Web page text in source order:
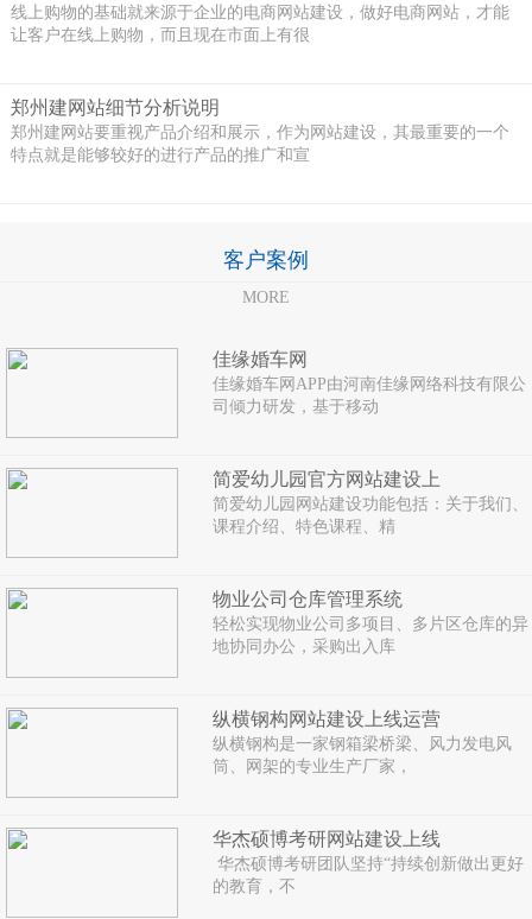
线上购物的基础就来源于企业的电商网站建设，做好电商网站，才能
让客户在线上购物，而且现在市面上有很
郑州建网站细节分析说明
郑州建网站要重视产品介绍和展示，作为网站建设，其最重要的一个
特点就是能够较好的进行产品的推广和宣
客户案例
MORE
佳缘婚车网
佳缘婚车网APP由河南佳缘网络科技有限公
司倾力研发，基于移动
简爱幼儿园官方网站建设上
简爱幼儿园网站建设功能包括：关于我们、
课程介绍、特色课程、精
物业公司仓库管理系统
轻松实现物业公司多项目、多片区仓库的异
地协同办公，采购出入库
纵横钢构网站建设上线运营
纵横钢构是一家钢箱梁桥梁、风力发电风
筒、网架的专业生产厂家，
华杰硕博考研网站建设上线
华杰硕博考研团队坚持“持续创新做出更好
的教育，不